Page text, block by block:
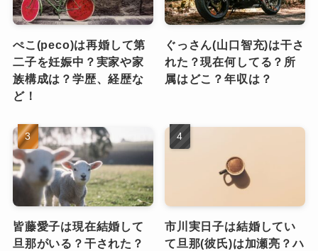
ぺこ(peco)は再婚して第
二子を妊娠中？実家や家
族構成は？学歴、経歴な
ど！
ぐっさん(山口智充)は干さ
れた？現在何してる？所
属はどこ？年収は？
皆藤愛子は現在結婚して
旦那がいる？干された？
市川実日子は結婚してい
て旦那(彼氏)は加瀬亮？ハ